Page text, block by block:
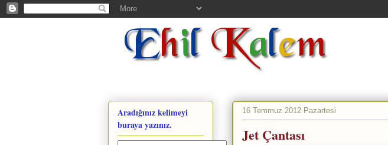
16 Temmuz 2012 Pazartesi
Jet Çantası
Aradığınız kelimeyi
buraya yazınız.